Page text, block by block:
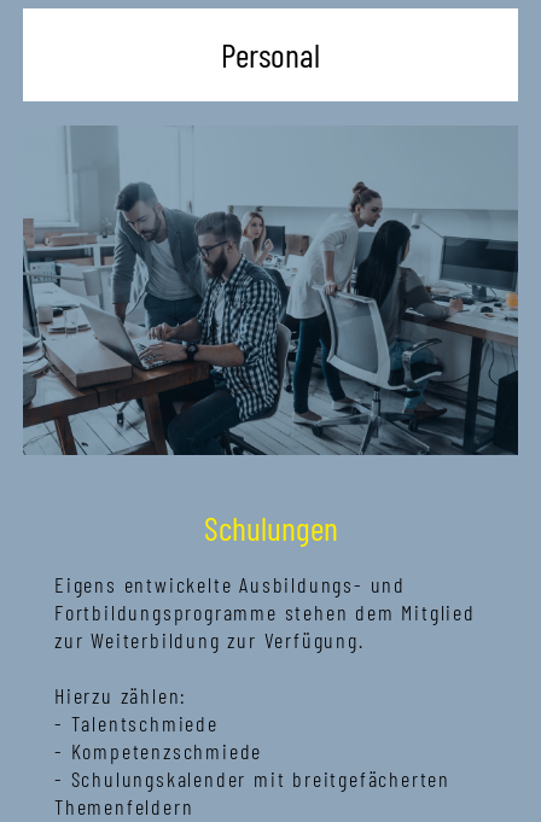
Personal
Schulungen
Eigens entwickelte Ausbildungs- und
Fortbildungsprogramme stehen dem Mitglied
zur Weiterbildung zur Verfügung.
Hierzu zählen:
- Talentschmiede
- Kompetenzschmiede
- Schulungskalender mit breitgefächerten
Themenfeldern